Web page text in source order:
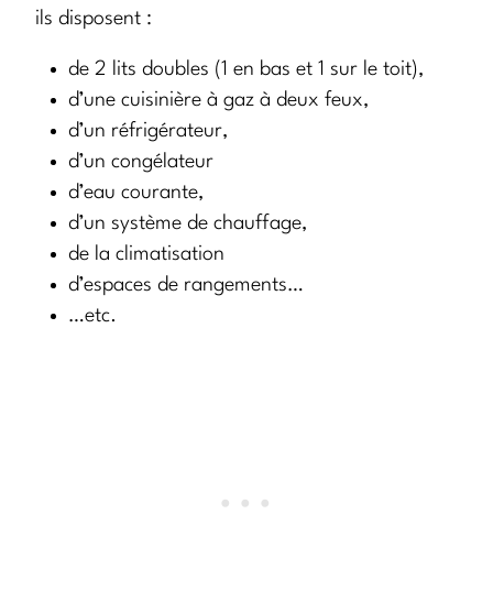
ils disposent :
de 2 lits doubles (1 en bas et 1 sur le toit),
d’une cuisinière à gaz à deux feux,
d’un réfrigérateur,
d’un congélateur
d’eau courante,
d’un système de chauffage,
de la climatisation
d’espaces de rangements…
…etc.